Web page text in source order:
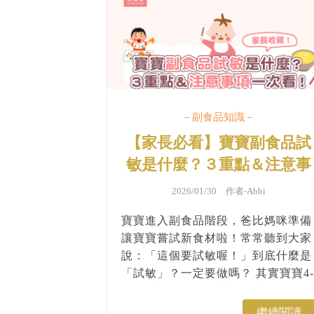
－副食品知識－
【家長必看】寶寶副食品試
敏是什麼？３重點＆注意事
項一次看！
2026/01/30 作者-Abbi
寶寶進入副食品階段，爸比媽咪準備
讓寶寶嘗試新食材啦！常常聽到大家
說：「這個要試敏喔！」到底什麼是
「試敏」？一定要做嗎？ 其實寶寶4-
體質」的重要時期。透過循序漸進接